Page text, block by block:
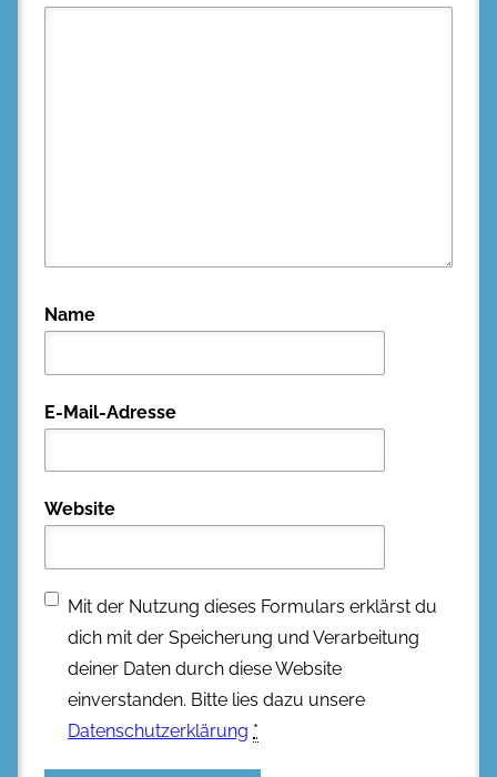
Name
E-Mail-Adresse
Website
Mit der Nutzung dieses Formulars erklärst du
dich mit der Speicherung und Verarbeitung
deiner Daten durch diese Website
einverstanden. Bitte lies dazu unsere
Datenschutzerklärung *